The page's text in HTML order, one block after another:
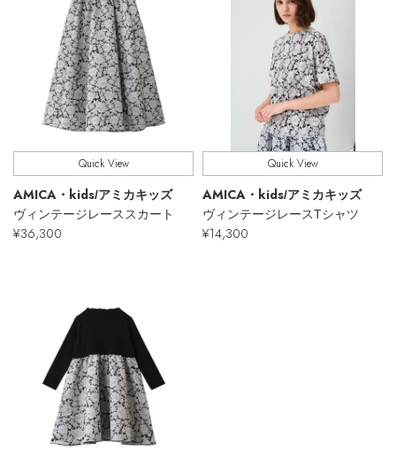
【エディターズ・エッセンシャル】
ベーシックとトレンドが交差する16の名品
Quick View
AMICA・kids/アミカキッズ
ヴィンテージレーススカート
¥36,300
Quick View
AMICA・kids/アミカキッズ
ヴィンテージレースTシャツ
¥14,300